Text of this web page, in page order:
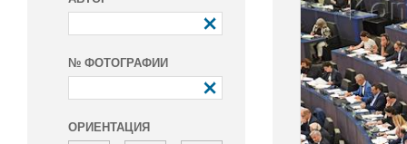
№ ФОТОГРАФИИ
ОРИЕНТАЦИЯ